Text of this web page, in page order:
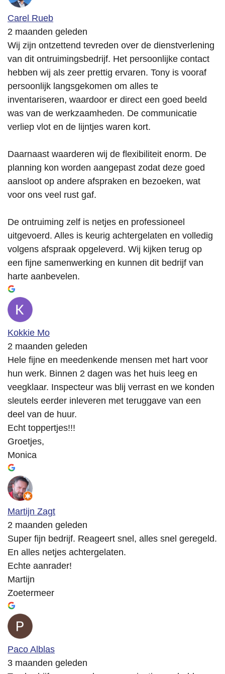
Carel Rueb
2 maanden geleden
Wij zijn ontzettend tevreden over de dienstverlening
van dit ontruimingsbedrijf. Het persoonlijke contact
hebben wij als zeer prettig ervaren. Tony is vooraf
persoonlijk langsgekomen om alles te
inventariseren, waardoor er direct een goed beeld
was van de werkzaamheden. De communicatie
verliep vlot en de lijntjes waren kort.
Daarnaast waarderen wij de flexibiliteit enorm. De
planning kon worden aangepast zodat deze goed
aansloot op andere afspraken en bezoeken, wat
voor ons veel rust gaf.
De ontruiming zelf is netjes en professioneel
uitgevoerd. Alles is keurig achtergelaten en volledig
volgens afspraak opgeleverd. Wij kijken terug op
een fijne samenwerking en kunnen dit bedrijf van
harte aanbevelen.
Kokkie Mo
2 maanden geleden
Hele fijne en meedenkende mensen met hart voor
hun werk. Binnen 2 dagen was het huis leeg en
veegklaar. Inspecteur was blij verrast en we konden
sleutels eerder inleveren met teruggave van een
deel van de huur.
Echt toppertjes!!!
Groetjes,
Monica
Martijn Zagt
2 maanden geleden
Super fijn bedrijf. Reageert snel, alles snel geregeld.
En alles netjes achtergelaten.
Echte aanrader!
Martijn
Zoetermeer
Paco Alblas
3 maanden geleden